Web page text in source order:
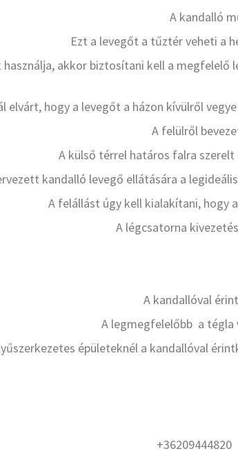
A kandalló
Ezt a levegőt a tűztér veheti a
használja, akkor biztosítani kell a
elvárt, hogy a levegőt a házon kívülről
A felülről
A külső térrel határos falra
kandalló levegő ellátására a
A felállást úgy kell kialakítani, hogy
A légcsatorna
A kandallóval
A legmegfelelőbb a tégla
épületeknél a kandallóval